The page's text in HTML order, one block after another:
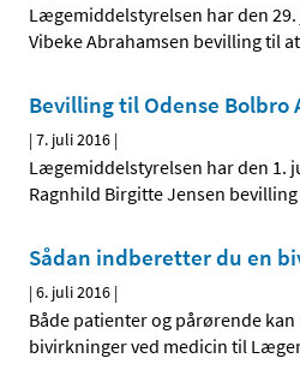
Lægemiddelstyrelsen har den
Vibeke Abrahamsen bevilling til
Bevilling til Odense Bolbro
|7. juli 2016 |
Lægemiddelstyrelsen har den 1.
Ragnhild Birgitte Jensen
Sådan indberetter du en
|6. juli 2016 |
Både patienter og pårørende
bivirkninger ved medicin til